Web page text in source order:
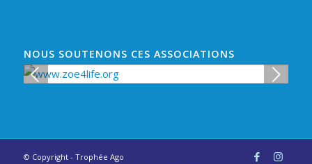
NOUS SOUTENONS CES ASSOCIATIONS
© Copyright - Trophée Ago